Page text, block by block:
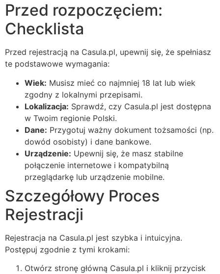
Przed rozpoczęciem:
Checklista
Przed rejestracją na Casula.pl, upewnij się, że spełniasz
te podstawowe wymagania:
Wiek: Musisz mieć co najmniej 18 lat lub wiek
zgodny z lokalnymi przepisami.
Lokalizacja: Sprawdź, czy Casula.pl jest dostępna
w Twoim regionie Polski.
Dane: Przygotuj ważny dokument tożsamości (np.
dowód osobisty) i dane bankowe.
Urządzenie: Upewnij się, że masz stabilne
połączenie internetowe i kompatybilną
przeglądarkę lub urządzenie mobilne.
Szczegółowy Proces
Rejestracji
Rejestracja na Casula.pl jest szybka i intuicyjna.
Postępuj zgodnie z tymi krokami:
Otwórz stronę główną Casula.pl i kliknij przycisk